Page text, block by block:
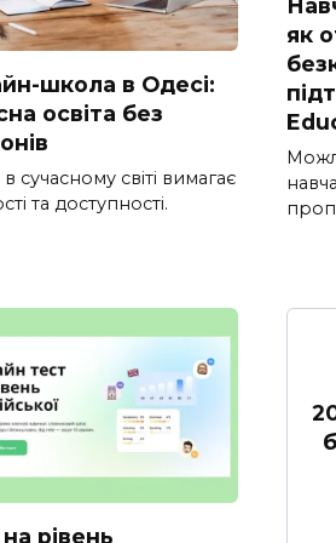
школа в Одесі:
освіта без
в сучасному світі вимагає
та доступності.
як
рівень